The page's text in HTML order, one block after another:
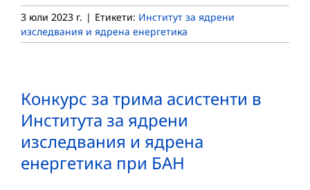
3 юли 2023 г. | Етикети: Институт за ядрени
изследвания и ядрена енергетика
Конкурс за трима асистенти в
Института за ядрени
изследвания и ядрена
енергетика при БАН